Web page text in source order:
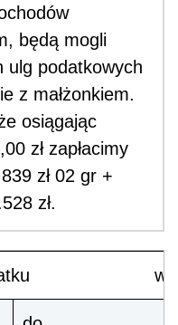
będą mogli
ulg podatkowych
z małżonkiem.
osiągając
zł zapłacimy
zł 02 gr +
zł.
podatku w